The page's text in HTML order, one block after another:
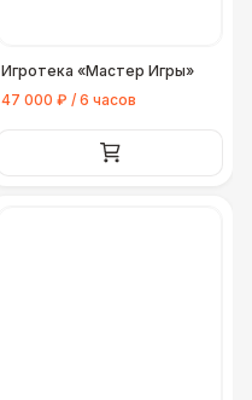
Игротека «Мастер Игры»
47 000 ₽ / 6 часов